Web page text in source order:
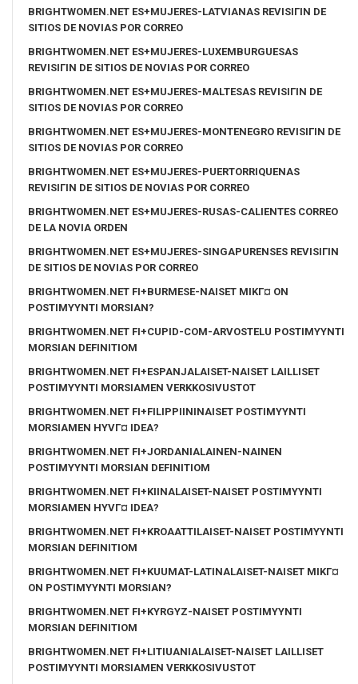
BRIGHTWOMEN.NET ES+MUJERES-LATVIANAS REVISIГІN DE
SITIOS DE NOVIAS POR CORREO
BRIGHTWOMEN.NET ES+MUJERES-LUXEMBURGUESAS
REVISIГІN DE SITIOS DE NOVIAS POR CORREO
BRIGHTWOMEN.NET ES+MUJERES-MALTESAS REVISIГІN DE
SITIOS DE NOVIAS POR CORREO
BRIGHTWOMEN.NET ES+MUJERES-MONTENEGRO REVISIГІN DE
SITIOS DE NOVIAS POR CORREO
BRIGHTWOMEN.NET ES+MUJERES-PUERTORRIQUENAS
REVISIГІN DE SITIOS DE NOVIAS POR CORREO
BRIGHTWOMEN.NET ES+MUJERES-RUSAS-CALIENTES CORREO
DE LA NOVIA ORDEN
BRIGHTWOMEN.NET ES+MUJERES-SINGAPURENSES REVISIГІN
DE SITIOS DE NOVIAS POR CORREO
BRIGHTWOMEN.NET FI+BURMESE-NAISET MIKГ¤ ON
POSTIMYYNTI MORSIAN?
BRIGHTWOMEN.NET FI+CUPID-COM-ARVOSTELU POSTIMYYNTI
MORSIAN DEFINITIOM
BRIGHTWOMEN.NET FI+ESPANJALAISET-NAISET LAILLISET
POSTIMYYNTI MORSIAMEN VERKKOSIVUSTOT
BRIGHTWOMEN.NET FI+FILIPPIININAISET POSTIMYYNTI
MORSIAMEN HYVГ¤ IDEA?
BRIGHTWOMEN.NET FI+JORDANIALAINEN-NAINEN
POSTIMYYNTI MORSIAN DEFINITIOM
BRIGHTWOMEN.NET FI+KIINALAISET-NAISET POSTIMYYNTI
MORSIAMEN HYVГ¤ IDEA?
BRIGHTWOMEN.NET FI+KROAATTILAISET-NAISET POSTIMYYNTI
MORSIAN DEFINITIOM
BRIGHTWOMEN.NET FI+KUUMAT-LATINALAISET-NAISET MIKГ¤
ON POSTIMYYNTI MORSIAN?
BRIGHTWOMEN.NET FI+KYRGYZ-NAISET POSTIMYYNTI
MORSIAN DEFINITIOM
BRIGHTWOMEN.NET FI+LITIUANIALAISET-NAISET LAILLISET
POSTIMYYNTI MORSIAMEN VERKKOSIVUSTOT